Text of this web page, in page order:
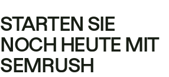
STARTEN SIE
NOCH HEUTE MIT
SEMRUSH